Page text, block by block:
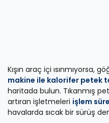
Kışın araç içi ısınmıyorsa,
makine ile kalorifer petek
haritada bulun. Tıkanmış
artıran işletmeleri işlem
havalarda sıcak bir sürüş